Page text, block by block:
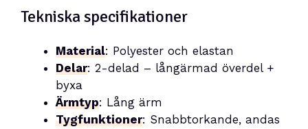
Tekniska specifikationer
Material: Polyester och elastan
Delar: 2-delad – långärmad överdel +
byxa
Ärmtyp: Lång ärm
Tygfunktioner: Snabbtorkande, andas